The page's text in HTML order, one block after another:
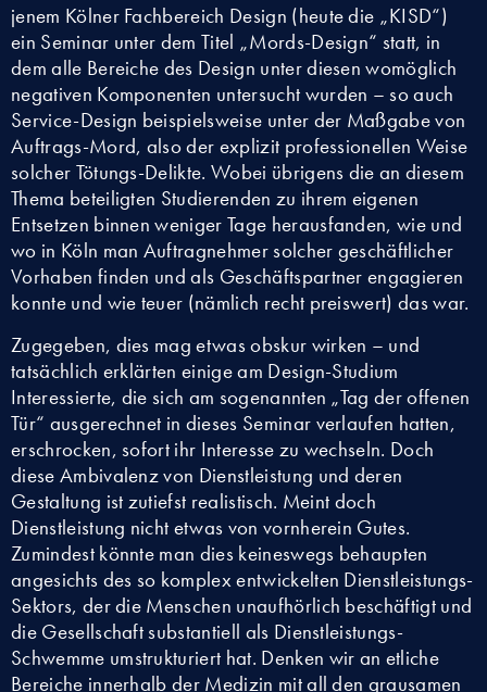
jenem Kölner Fachbereich Design (heute die „KISD“)
ein Seminar unter dem Titel „Mords-Design“ statt, in
dem alle Bereiche des Design unter diesen womöglich
negativen Komponenten untersucht wurden – so auch
Service-Design beispielsweise unter der Maßgabe von
Auftrags-Mord, also der explizit professionellen Weise
solcher Tötungs-Delikte. Wobei übrigens die an diesem
Thema beteiligten Studierenden zu ihrem eigenen
Entsetzen binnen weniger Tage herausfanden, wie und
wo in Köln man Auftragnehmer solcher geschäftlicher
Vorhaben finden und als Geschäftspartner engagieren
konnte und wie teuer (nämlich recht preiswert) das war.
Zugegeben, dies mag etwas obskur wirken – und
tatsächlich erklärten einige am Design-Studium
Interessierte, die sich am sogenannten „Tag der offenen
Tür“ ausgerechnet in dieses Seminar verlaufen hatten,
erschrocken, sofort ihr Interesse zu wechseln. Doch
diese Ambivalenz von Dienstleistung und deren
Gestaltung ist zutiefst realistisch. Meint doch
Dienstleistung nicht etwas von vornherein Gutes.
Zumindest könnte man dies keineswegs behaupten
angesichts des so komplex entwickelten Dienstleistungs-
Sektors, der die Menschen unaufhörlich beschäftigt und
die Gesellschaft substantiell als Dienstleistungs-
Schwemme umstrukturiert hat. Denken wir an etliche
Bereiche innerhalb der Medizin mit all den grausamen